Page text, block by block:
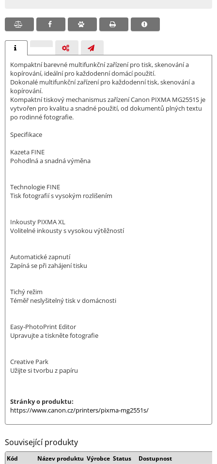
Kompaktní barevné multifunkční zařízení pro tisk, skenování a
kopírování, ideální pro každodenní domácí použití.
Dokonalé multifunkční zařízení pro každodenní tisk, skenování a
kopírování.
Kompaktní tiskový mechanismus zařízení Canon PIXMA MG2551S je
vytvořen pro kvalitu a snadné použití, od dokumentů plných textu
po rodinné fotografie.
Specifikace
Kazeta FINE
Pohodlná a snadná výměna
Technologie FINE
Tisk fotografií s vysokým rozlišením
Inkousty PIXMA XL
Volitelné inkousty s vysokou výtěžností
Automatické zapnutí
Zapíná se při zahájení tisku
Tichý režim
Téměř neslyšitelný tisk v domácnosti
Easy-PhotoPrint Editor
Upravujte a tiskněte fotografie
Creative Park
Užijte si tvorbu z papíru
Stránky o produktu:
https://www.canon.cz/printers/pixma-mg2551s/
Související produkty
Kód Název produktu Výrobce Status Dostupnost